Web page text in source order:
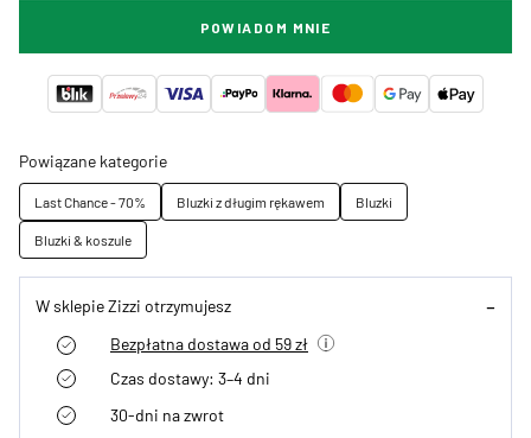
POWIADOM MNIE
Powiązane kategorie
Last Chance - 70% Bluzki z długim rękawem
Bluzki
Bluzki & koszule
W sklepie Zizzi otrzymujesz
Bezpłatna dostawa od 59 zł
Czas dostawy: 3–4 dni
30-dni na zwrot